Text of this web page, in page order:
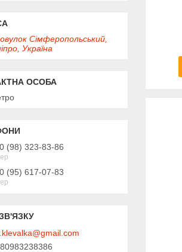
Сімферопольський,
Україна
(98) 323-83-86
(95) 617-07-83